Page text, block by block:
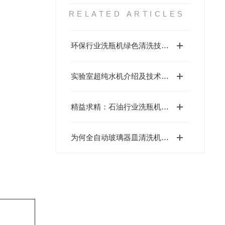
RELATED ARTICLES
环保行业洗瓶机绿色清洗技术的创新实践
实验室超纯水机介绍及技术要求
精益求精：石油行业洗瓶机标准操作规程
为何全自动玻璃器皿清洗机倍受青睐